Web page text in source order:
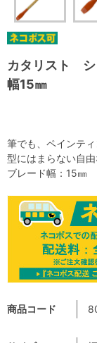
カタリスト
幅15㎜
商品コード
筆でも、ペインテ
型にはまらない自
ブレード幅：15㎜